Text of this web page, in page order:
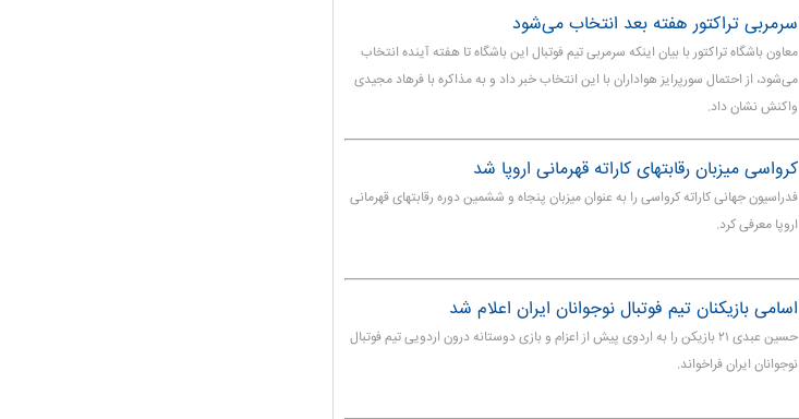
سرمربی تراکتور هفته بعد انتخاب می‌شود
معاون باشگاه تراکتور با بیان اینکه سرمربی تیم فوتبال این باشگاه تا هفته آینده انتخاب
می‌شود، از احتمال سورپرایز هواداران با این انتخاب خبر داد و به مذاکره با فرهاد مجیدی
واکنش نشان داد.
کرواسی میزبان رقابتهای کاراته قهرمانی اروپا شد
فدراسیون جهانی کاراته کرواسی را به عنوان میزبان پنجاه و ششمین دوره رقابتهای قهرمانی
اروپا معرفی کرد.
اسامی بازیکنان تیم فوتبال نوجوانان ایران اعلام شد
حسین عبدی ۲۱ بازیکن را به اردوی پیش از اعزام و بازی دوستانه درون اردویی تیم فوتبال
نوجوانان ایران فراخواند.